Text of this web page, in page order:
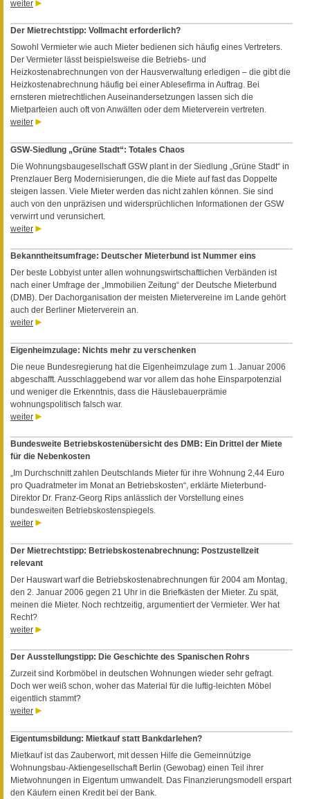
weiter
Der Mietrechtstipp: Vollmacht erforderlich?
Sowohl Vermieter wie auch Mieter bedienen sich häufig eines Vertreters.
Der Vermieter lässt beispielsweise die Betriebs- und
Heizkostenabrechnungen von der Hausverwaltung erledigen – die gibt die
Heizkostenabrechnung häufig bei einer Ablesefirma in Auftrag. Bei
ernsteren mietrechtlichen Auseinandersetzungen lassen sich die
Mietparteien auch oft von Anwälten oder dem Mieterverein vertreten.
weiter
GSW-Siedlung „Grüne Stadt“: Totales Chaos
Die Wohnungsbaugesellschaft GSW plant in der Siedlung „Grüne Stadt“ in
Prenzlauer Berg Modernisierungen, die die Miete auf fast das Doppelte
steigen lassen. Viele Mieter werden das nicht zahlen können. Sie sind
auch von den unpräzisen und widersprüchlichen Informationen der GSW
verwirrt und verunsichert.
weiter
Bekanntheitsumfrage: Deutscher Mieterbund ist Nummer eins
Der beste Lobbyist unter allen wohnungswirtschaftlichen Verbänden ist
nach einer Umfrage der „Immobilien Zeitung“ der Deutsche Mieterbund
(DMB). Der Dachorganisation der meisten Mietervereine im Lande gehört
auch der Berliner Mieterverein an.
weiter
Eigenheimzulage: Nichts mehr zu verschenken
Die neue Bundesregierung hat die Eigenheimzulage zum 1. Januar 2006
abgeschafft. Ausschlaggebend war vor allem das hohe Einsparpotenzial
und weniger die Erkenntnis, dass die Häuslebauerprämie
wohnungspolitisch falsch war.
weiter
Bundesweite Betriebskostenübersicht des DMB: Ein Drittel der Miete
für die Nebenkosten
„Im Durchschnitt zahlen Deutschlands Mieter für ihre Wohnung 2,44 Euro
pro Quadratmeter im Monat an Betriebskosten“, erklärte Mieterbund-
Direktor Dr. Franz-Georg Rips anlässlich der Vorstellung eines
bundesweiten Betriebskostenspiegels.
weiter
Der Mietrechtstipp: Betriebskostenabrechnung: Postzustellzeit
relevant
Der Hauswart warf die Betriebskostenabrechnungen für 2004 am Montag,
den 2. Januar 2006 gegen 21 Uhr in die Briefkästen der Mieter. Zu spät,
meinen die Mieter. Noch rechtzeitig, argumentiert der Vermieter. Wer hat
Recht?
weiter
Der Ausstellungstipp: Die Geschichte des Spanischen Rohrs
Zurzeit sind Korbmöbel in deutschen Wohnungen wieder sehr gefragt.
Doch wer weiß schon, woher das Material für die luftig-leichten Möbel
eigentlich stammt?
weiter
Eigentumsbildung: Mietkauf statt Bankdarlehen?
Mietkauf ist das Zauberwort, mit dessen Hilfe die Gemeinnützige
Wohnungsbau-Aktiengesellschaft Berlin (Gewobag) einen Teil ihrer
Mietwohnungen in Eigentum umwandelt. Das Finanzierungsmodell erspart
den Käufern einen Kredit bei der Bank.